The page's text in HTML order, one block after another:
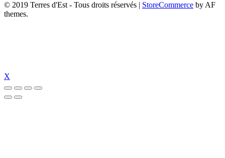
© 2019 Terres d'Est - Tous droits réservés
StoreCommerce by AF
themes.
X